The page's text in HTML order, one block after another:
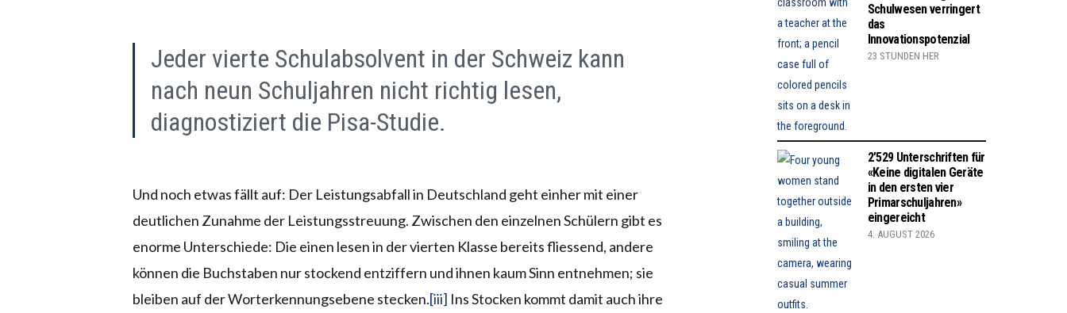
Jeder vierte Schulabsolvent in der Schweiz kann
nach neun Schuljahren nicht richtig lesen,
diagnostiziert die Pisa-Studie.
Und noch etwas fällt auf: Der Leistungsabfall in Deutschland geht einher mit einer
deutlichen Zunahme der Leistungsstreuung. Zwischen den einzelnen Schülern gibt es
enorme Unterschiede: Die einen lesen in der vierten Klasse bereits fliessend, andere
können die Buchstaben nur stockend entziffern und ihnen kaum Sinn entnehmen; sie
bleiben auf der Worterkennungsebene stecken.[iii] Ins Stocken kommt damit auch ihre
Schulwesen verringert
das
Innovationspotenzial
23 STUNDEN HER
2’529 Unterschriften für
«Keine digitalen Geräte
in den ersten vier
Primarschuljahren»
eingereicht
4. AUGUST 2026